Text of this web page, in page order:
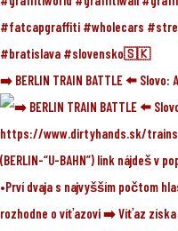
➡️ BERLIN TRAIN BATTLE ⬅️ Slovo: